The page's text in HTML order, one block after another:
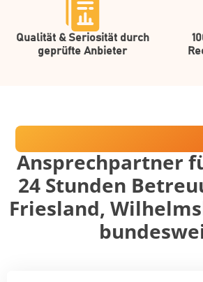
Qualität & Seriosität durch
geprüfte Anbieter
Mark-Andreas
Ansprechpartner
24 Stunden
Friesland,